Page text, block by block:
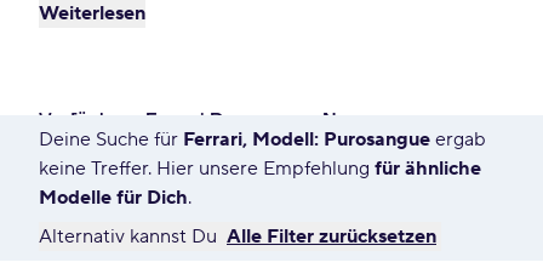
möchtest oder zurückgeben willst. Finde das
Weiterlesen
Verfügbare Ferrari Purosangue Neuwagen
7568 Angebote für Deine Suche
Deine Suche für Ferrari, Modell: Purosangue ergab
keine Treffer. Hier unsere Empfehlung für ähnliche
Modelle für Dich.
Alternativ kannst Du Alle Filter zurücksetzen